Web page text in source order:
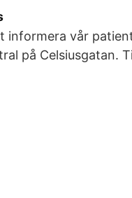
informera vår
på Celsiusgatan.